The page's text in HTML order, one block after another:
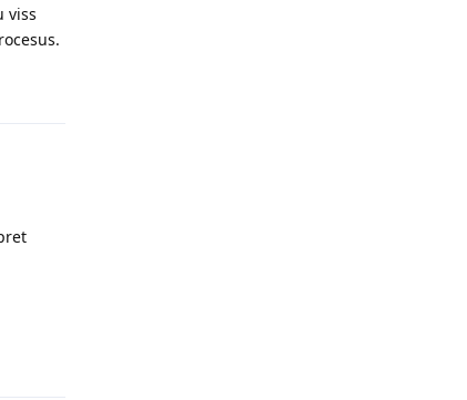
viss